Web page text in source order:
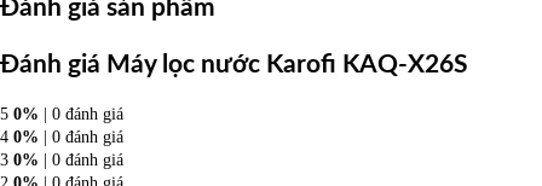
Đánh giá sản phẩm
Đánh giá Máy lọc nước Karofi KAQ-X26S
5 0% | 0 đánh giá
4 0% | 0 đánh giá
3 0% | 0 đánh giá